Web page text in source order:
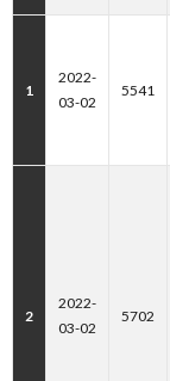
1
2022-
03-02
5541
2
2022-
03-02
5702